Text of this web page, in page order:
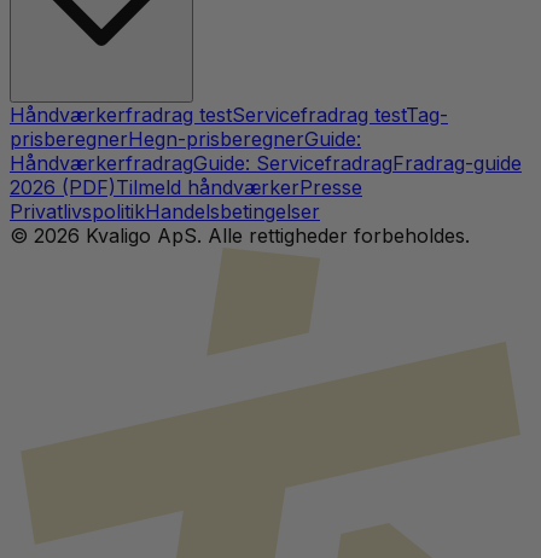
Håndværkerfradrag testServicefradrag testTag-
prisberegnerHegn-prisberegnerGuide:
HåndværkerfradragGuide: ServicefradragFradrag-guide
2026 (PDF)Tilmeld håndværkerPresse
PrivatlivspolitikHandelsbetingelser
© 2026 Kvaligo ApS. Alle rettigheder forbeholdes.